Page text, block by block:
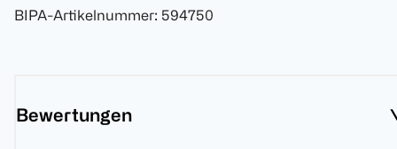
BIPA-Artikelnummer: 594750
Bewertungen